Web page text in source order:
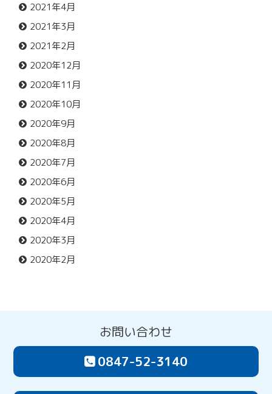
2021年4月
2021年3月
2021年2月
2020年12月
2020年11月
2020年10月
2020年9月
2020年8月
2020年7月
2020年6月
2020年5月
2020年4月
2020年3月
2020年2月
お問い合わせ
0847-52-3140